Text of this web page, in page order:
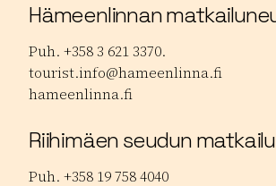
Hämeenlinnan
Puh. +358 3 621 3370.
tourist.info@hameenlinna.fi
hameenlinna.fi
Riihimäen seudun
Puh. +358 19 758 4040